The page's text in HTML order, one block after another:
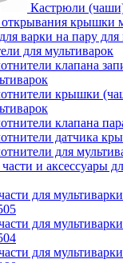
Кастрюли
крышки
варки на пару для
для мультиварок
клапана
крышки
клапана
датчика
для
и аксессуары
для
для
для